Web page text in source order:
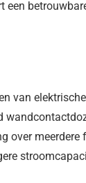
van
over